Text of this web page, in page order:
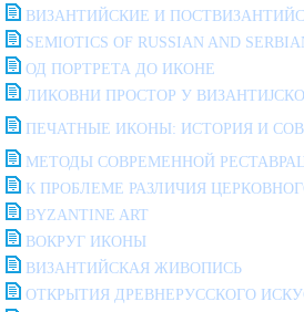
ВИЗАНТИЙСКИЕ И
SEMIOTICS OF RUSSIAN AND
ОД ПОРТРЕТА ДО ИКОНЕ
ЛИКОВНИ ПРОСТОР У
ПЕЧАТНЫЕ ИКОНЫ: ИСТОРИЯ И
МЕТОДЫ СОВРЕМЕННОЙ
К ПРОБЛЕМЕ РАЗЛИЧИЯ
BYZANTINE ART
ВОКРУГ ИКОНЫ
ВИЗАНТИЙСКАЯ ЖИВОПИСЬ
ОТКРЫТИЯ ДРЕВНЕРУССКОГО